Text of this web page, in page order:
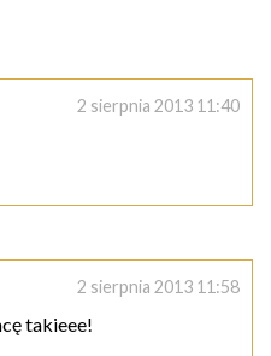
2 sierpnia 2013 11:40
2 sierpnia 2013 11:58
takieee!